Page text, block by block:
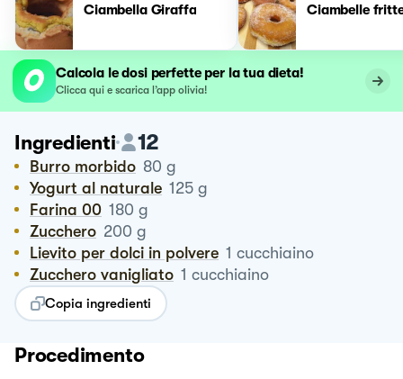
Ciambella Giraffa Ciambelle
Calcola le dosi perfette per la tua dieta!
Clicca qui e scarica l’app olivia!
Ingredienti 12
Burro morbido 80 g
Yogurt al naturale 125 g
Farina 00 180 g
Zucchero 200 g
Lievito per dolci in polvere 1 cucchiaino
Zucchero vanigliato 1 cucchiaino
Copia ingredienti
Procedimento